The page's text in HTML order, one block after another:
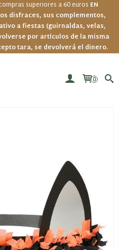
superiores a 60 euros EN
disfraces, sus complementos,
a fiestas (guirnaldas, velas,
por artículos de la misma
tara, se devolverá el dinero.
0